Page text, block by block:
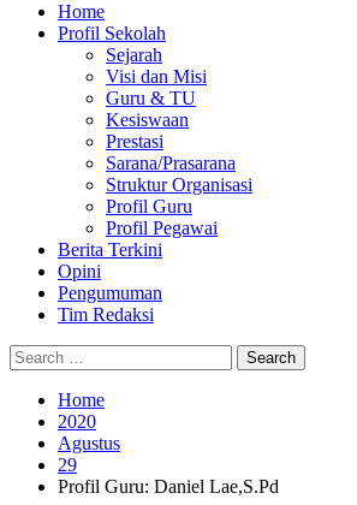
Home
Profil Sekolah
Sejarah
Visi dan Misi
Guru & TU
Kesiswaan
Prestasi
Sarana/Prasarana
Struktur Organisasi
Profil Guru
Profil Pegawai
Berita Terkini
Opini
Pengumuman
Tim Redaksi
Search
Search
Close
Search
for:
Search
Home
2020
Agustus
29
Profil Guru: Daniel Lae,S.Pd